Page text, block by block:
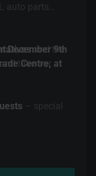
auto parts
and the
take our
– special
December 9th
Centre, at